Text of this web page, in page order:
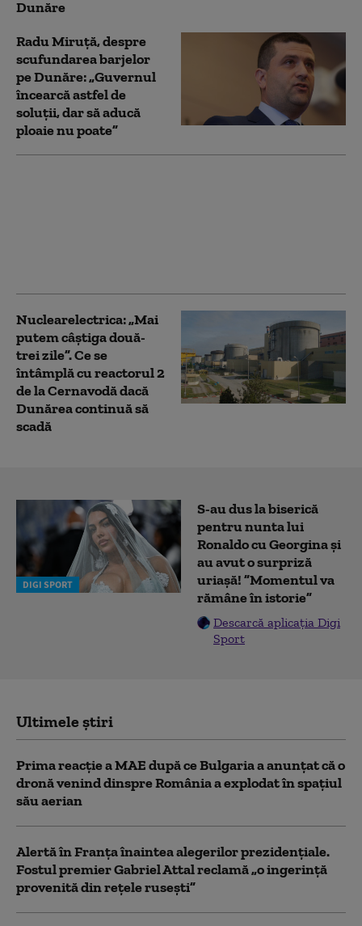
Dunăre
Radu Miruță, despre
scufundarea barjelor
pe Dunăre: „Guvernul
încearcă astfel de
soluții, dar să aducă
ploaie nu poate”
Nuclearelectrica: „Mai
putem câștiga două-
trei zile”. Ce se
întâmplă cu reactorul 2
de la Cernavodă dacă
Dunărea continuă să
scadă
DIGI SPORT
S-au dus la biserică
pentru nunta lui
Ronaldo cu Georgina și
au avut o surpriză
uriașă! ”Momentul va
rămâne în istorie”
Descarcă aplicația Digi
Sport
Ultimele știri
Prima reacție a MAE după ce Bulgaria a anunţat că o
dronă venind dinspre România a explodat în spaţiul
său aerian
Alertă în Franța înaintea alegerilor prezidențiale.
Fostul premier Gabriel Attal reclamă „o ingerință
provenită din rețele rusești”